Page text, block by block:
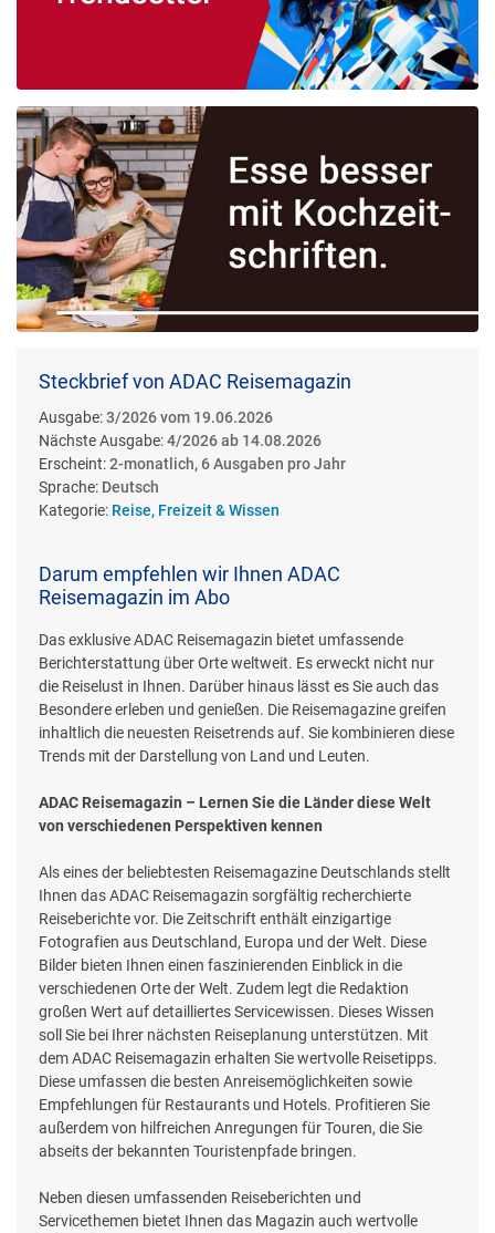
Steckbrief von ADAC Reisemagazin
Ausgabe:3/2026 vom 19.06.2026
Nächste Ausgabe:4/2026 ab 14.08.2026
Erscheint:2-monatlich, 6 Ausgaben pro Jahr
Sprache: Deutsch
Kategorie: Reise, Freizeit & Wissen
Darum empfehlen wir Ihnen ADAC
Reisemagazin im Abo
Das exklusive ADAC Reisemagazin bietet umfassende
Berichterstattung über Orte weltweit. Es erweckt nicht nur
die Reiselust in Ihnen. Darüber hinaus lässt es Sie auch das
Besondere erleben und genießen. Die Reisemagazine greifen
inhaltlich die neuesten Reisetrends auf. Sie kombinieren diese
Trends mit der Darstellung von Land und Leuten.
ADAC Reisemagazin – Lernen Sie die Länder diese Welt
von verschiedenen Perspektiven kennen
Als eines der beliebtesten Reisemagazine Deutschlands stellt
Ihnen das ADAC Reisemagazin sorgfältig recherchierte
Reiseberichte vor. Die Zeitschrift enthält einzigartige
Fotografien aus Deutschland, Europa und der Welt. Diese
Bilder bieten Ihnen einen faszinierenden Einblick in die
verschiedenen Orte der Welt. Zudem legt die Redaktion
großen Wert auf detailliertes Servicewissen. Dieses Wissen
soll Sie bei Ihrer nächsten Reiseplanung unterstützen. Mit
dem ADAC Reisemagazin erhalten Sie wertvolle Reisetipps.
Diese umfassen die besten Anreisemöglichkeiten sowie
Empfehlungen für Restaurants und Hotels. Profitieren Sie
außerdem von hilfreichen Anregungen für Touren, die Sie
abseits der bekannten Touristenpfade bringen.
Neben diesen umfassenden Reiseberichten und
Servicethemen bietet Ihnen das Magazin auch wertvolle